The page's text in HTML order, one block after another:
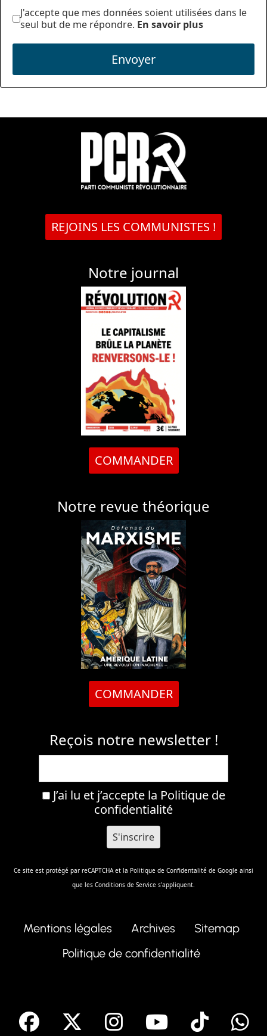
J'accepte que mes données soient utilisées dans le
seul but de me répondre. En savoir plus
Envoyer
REJOINS LES COMMUNISTES !
Notre journal
COMMANDER
Notre revue théorique
COMMANDER
Reçois notre newsletter !
J’ai lu et j’accepte la Politique de
confidentialité
Ce site est protégé par reCAPTCHA et la Politique de Confidentalité de Google ainsi
que les Conditions de Service s'appliquent.
Mentions légales Archives
Sitemap
Politique de confidentialité
facebook Instagram
Youtube
Tik